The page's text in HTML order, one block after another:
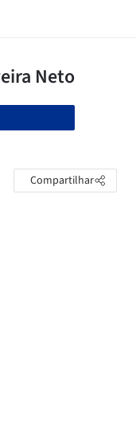
Compartilhar